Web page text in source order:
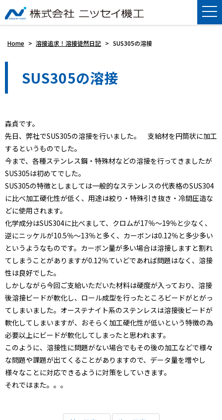
Home > 溶接追求！溶接徒然日記 > SUS305の溶接
SUS305の溶接
森貞です。
先日、弊社でSUS305の溶接を行いました。 支給材を円筒状に加工
するというものでした。
今まで、各種ステンレス鋼・特殊材などの溶接を行ってきましたが
SUS305は初めてでした。
SUS305の特徴としましては一般的なステンレスの代表格のSUS304
に比べ加工硬化性が低く、用途は絞り・特殊引き抜き・冷間圧造な
どに使用されます。
化学成分はSUS304に比べまして、クロムが17％～19％と少なく、
逆にニッケルが10.5％～13％と多く、カーボンは0.12％と多少多い
というようなものです。カーボン量が多い場合は溶接しますと割れ
てしまうことがありますが0.12％ていどであれば問題はなく、溶接
性は良好でした。
しかしながら今回ご支給いただいた材料は硬度が入っており、溶接
後溶接ビードが軟化し、ロール成型を行ったところビードがとがっ
てしまいました。オーステナイト系のステンレスは溶接後ビードが
軟化してしまいますが、おそらく加工硬化性が低いという特徴の為
必要以上にビードが軟化してしまったと思われます。
このように、溶接性に問題がない場合でもその後の加工などで様々
な問題や課題が出てくることがありますので、データ量を増やし
様々なことに対応できるように対策をしていきます。
それではまた。。。